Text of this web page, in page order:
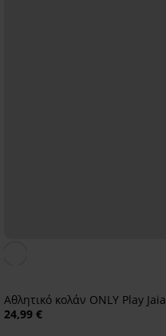
Αθλητικό κολάν ONLY Play Jaia
24,99 €